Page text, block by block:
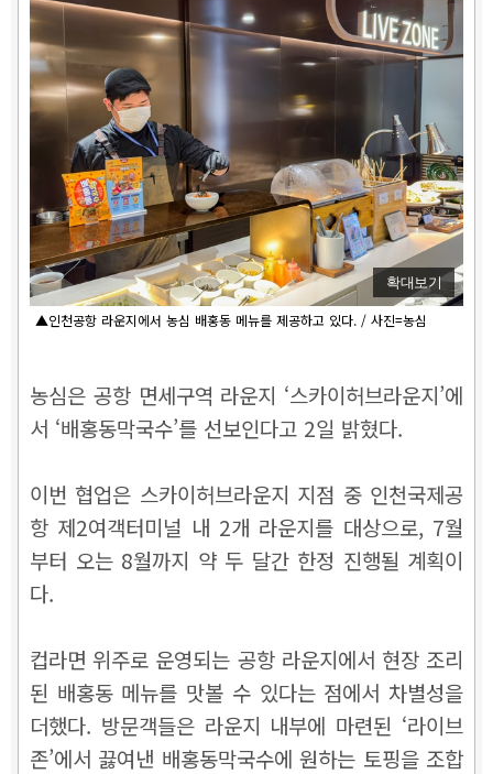
확대보기
▲인천공항 라운지에서 농심 배홍동 메뉴를 제공하고 있다. / 사진=농심
농심은 공항 면세구역 라운지 ‘스카이허브라운지’에
서 ‘배홍동막국수’를 선보인다고 2일 밝혔다.
이번 협업은 스카이허브라운지 지점 중 인천국제공
항 제2여객터미널 내 2개 라운지를 대상으로, 7월
부터 오는 8월까지 약 두 달간 한정 진행될 계획이
다.
컵라면 위주로 운영되는 공항 라운지에서 현장 조리
된 배홍동 메뉴를 맛볼 수 있다는 점에서 차별성을
더했다. 방문객들은 라운지 내부에 마련된 ‘라이브
존’에서 끓여낸 배홍동막국수에 원하는 토핑을 조합